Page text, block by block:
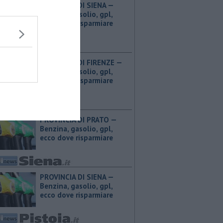
PROVINCIA DI SIENA — ​
Benzina, gasolio, gpl,
ecco dove risparmiare
PROVINCIA DI FIRENZE — ​
Benzina, gasolio, gpl,
ecco dove risparmiare
PROVINCIA DI PRATO — ​
Benzina, gasolio, gpl,
ecco dove risparmiare
PROVINCIA DI SIENA — ​
Benzina, gasolio, gpl,
ecco dove risparmiare